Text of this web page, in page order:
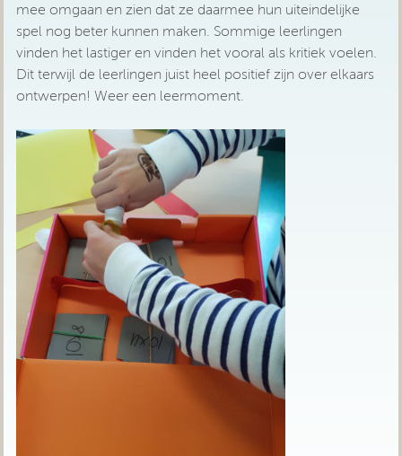
mee omgaan en zien dat ze daarmee hun uiteindelijke
spel nog beter kunnen maken. Sommige leerlingen
vinden het lastiger en vinden het vooral als kritiek voelen.
Dit terwijl de leerlingen juist heel positief zijn over elkaars
ontwerpen! Weer een leermoment.